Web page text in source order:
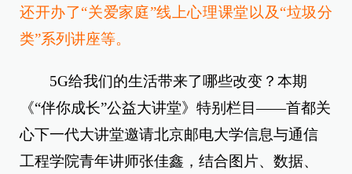
还开办了“关爱家庭”线上心理课堂以及“垃圾分
类”系列讲座等。
5G给我们的生活带来了哪些改变？本期
《“伴你成长”公益大讲堂》特别栏目——首都关
心下一代大讲堂邀请北京邮电大学信息与通信
工程学院青年讲师张佳鑫，结合图片、数据、